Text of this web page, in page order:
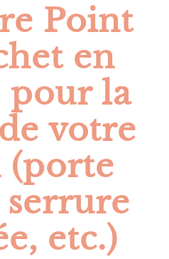
Point
en
pour la
votre
(porte
etc.)